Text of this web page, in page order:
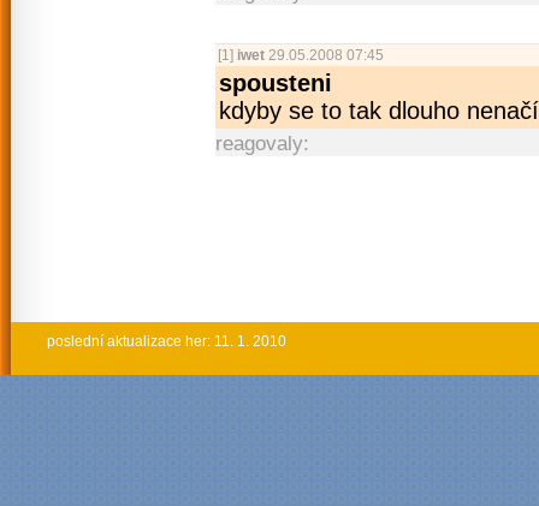
[1] iwet 29.05.2008 07:45
spousteni
kdyby se to tak dlouho
reagovaly:
poslední aktualizace her: 11. 1. 2010